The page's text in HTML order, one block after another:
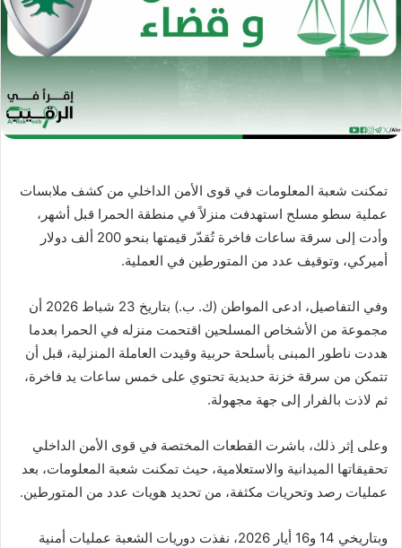
تمكنت شعبة المعلومات في قوى الأمن الداخلي من كشف ملابسات
عملية سطو مسلح استهدفت منزلاً في منطقة الحمرا قبل أشهر،
وأدت إلى سرقة ساعات فاخرة تُقدّر قيمتها بنحو 200 ألف دولار
أميركي، وتوقيف عدد من المتورطين في العملية.
وفي التفاصيل، ادعى المواطن (ك. ب.) بتاريخ 23 شباط 2026 أن
مجموعة من الأشخاص المسلحين اقتحمت منزله في الحمرا بعدما
هددت ناطور المبنى بأسلحة حربية وقيدت العاملة المنزلية، قبل أن
تتمكن من سرقة خزنة حديدية تحتوي على خمس ساعات يد فاخرة،
ثم لاذت بالفرار إلى جهة مجهولة.
وعلى إثر ذلك، باشرت القطعات المختصة في قوى الأمن الداخلي
تحقيقاتها الميدانية والاستعلامية، حيث تمكنت شعبة المعلومات، بعد
عمليات رصد وتحريات مكثفة، من تحديد هويات عدد من المتورطين.
وبتاريخي 14 و16 أيار 2026، نفذت دوريات الشعبة عمليات أمنية